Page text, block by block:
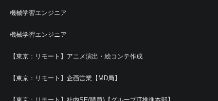
機械学習エンジニア
機械学習エンジニア
【東京：リモート】アニメ演出・絵コンテ作成
【東京：リモート】企画営業【MD局】